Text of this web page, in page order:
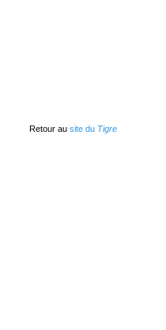
Retour au site du Tigre